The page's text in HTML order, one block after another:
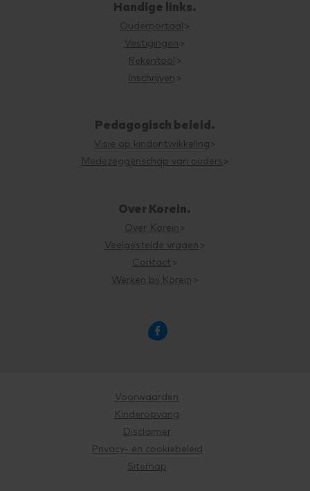
Handige links.
Ouderportaal
Vestigingen
Rekentool
Inschrijven
Pedagogisch beleid.
Visie op kindontwikkeling
Medezeggenschap van ouders
Over Korein.
Over Korein
Veelgestelde vragen
Contact
Werken bij Korein
Voorwaarden
Kinderopvang
Disclaimer
Privacy- en cookiebeleid
Sitemap
